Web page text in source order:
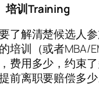
培训Training
了解清楚候选人
培训（或者MBA/
费用多少，约束
前离职要赔偿多少